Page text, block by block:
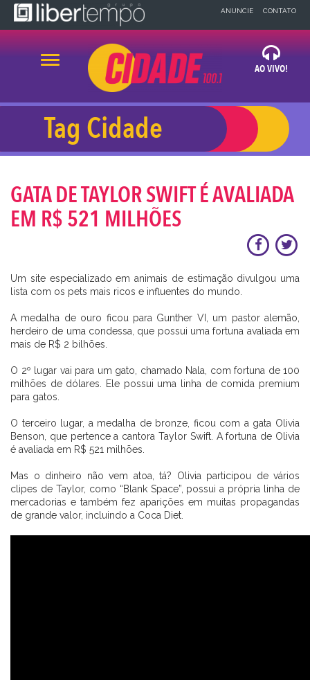
ANUNCIE CONTATO
Alternar navegação
AO VIVO!
×
NEWS
32 99918-1483
Tag Cidade
GATA DE TAYLOR SWIFT É AVALIADA
EM R$ 521 MILHÕES
Um site especializado em animais de estimação divulgou uma
lista com os pets mais ricos e influentes do mundo.
A medalha de ouro ficou para Gunther VI, um pastor alemão,
herdeiro de uma condessa, que possui uma fortuna avaliada em
mais de R$ 2 bilhões.
O 2º lugar vai para um gato, chamado Nala, com fortuna de 100
milhões de dólares. Ele possui uma linha de comida premium
para gatos.
O terceiro lugar, a medalha de bronze, ficou com a gata Olivia
Benson, que pertence a cantora Taylor Swift. A fortuna de Olivia
é avaliada em R$ 521 milhões.
Mas o dinheiro não vem atoa, tá? Olivia participou de vários
clipes de Taylor, como “Blank Space”, possui a própria linha de
mercadorias e também fez aparições em muitas propagandas
de grande valor, incluindo a Coca Diet.